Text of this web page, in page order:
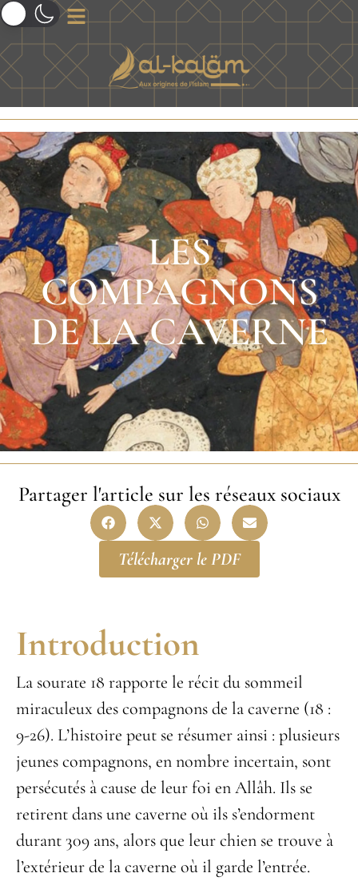
LES
COMPAGNONS
DE LA CAVERNE
Partager l'article sur les réseaux sociaux
Télécharger le PDF
Introduction
La sourate 18 rapporte le récit du sommeil
miraculeux des compagnons de la caverne (18 :
9-26). L’histoire peut se résumer ainsi : plusieurs
jeunes compagnons, en nombre incertain, sont
persécutés à cause de leur foi en Allâh. Ils se
retirent dans une caverne où ils s’endorment
durant 309 ans, alors que leur chien se trouve à
l’extérieur de la caverne où il garde l’entrée.